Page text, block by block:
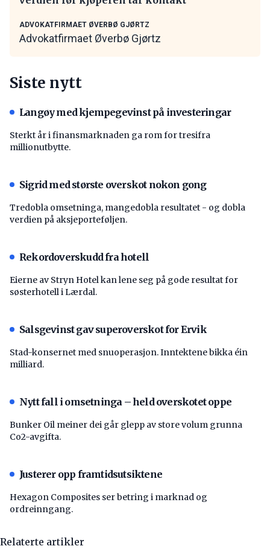
ADVOKATFIRMAET ØVERBØ GJØRTZ
Advokatfirmaet Øverbø Gjørtz
Siste nytt
Langøy med kjempegevinst på investeringar
Sterkt år i finansmarknaden ga rom for tresifra
millionutbytte.
Sigrid med største overskot nokon gong
Tredobla omsetninga, mangedobla resultatet - og dobla
verdien på aksjeporteføljen.
Rekordoverskudd fra hotell
Eierne av Stryn Hotel kan lene seg på gode resultat for
søsterhotell i Lærdal.
Salsgevinst gav superoverskot for Ervik
Stad-konsernet med snuoperasjon. Inntektene bikka éin
milliard.
Nytt fall i omsetninga – held overskotet oppe
Bunker Oil meiner dei går glepp av store volum grunna
Co2-avgifta.
Justerer opp framtidsutsiktene
Hexagon Composites ser betring i marknad og
ordreinngang.
Relaterte artikler